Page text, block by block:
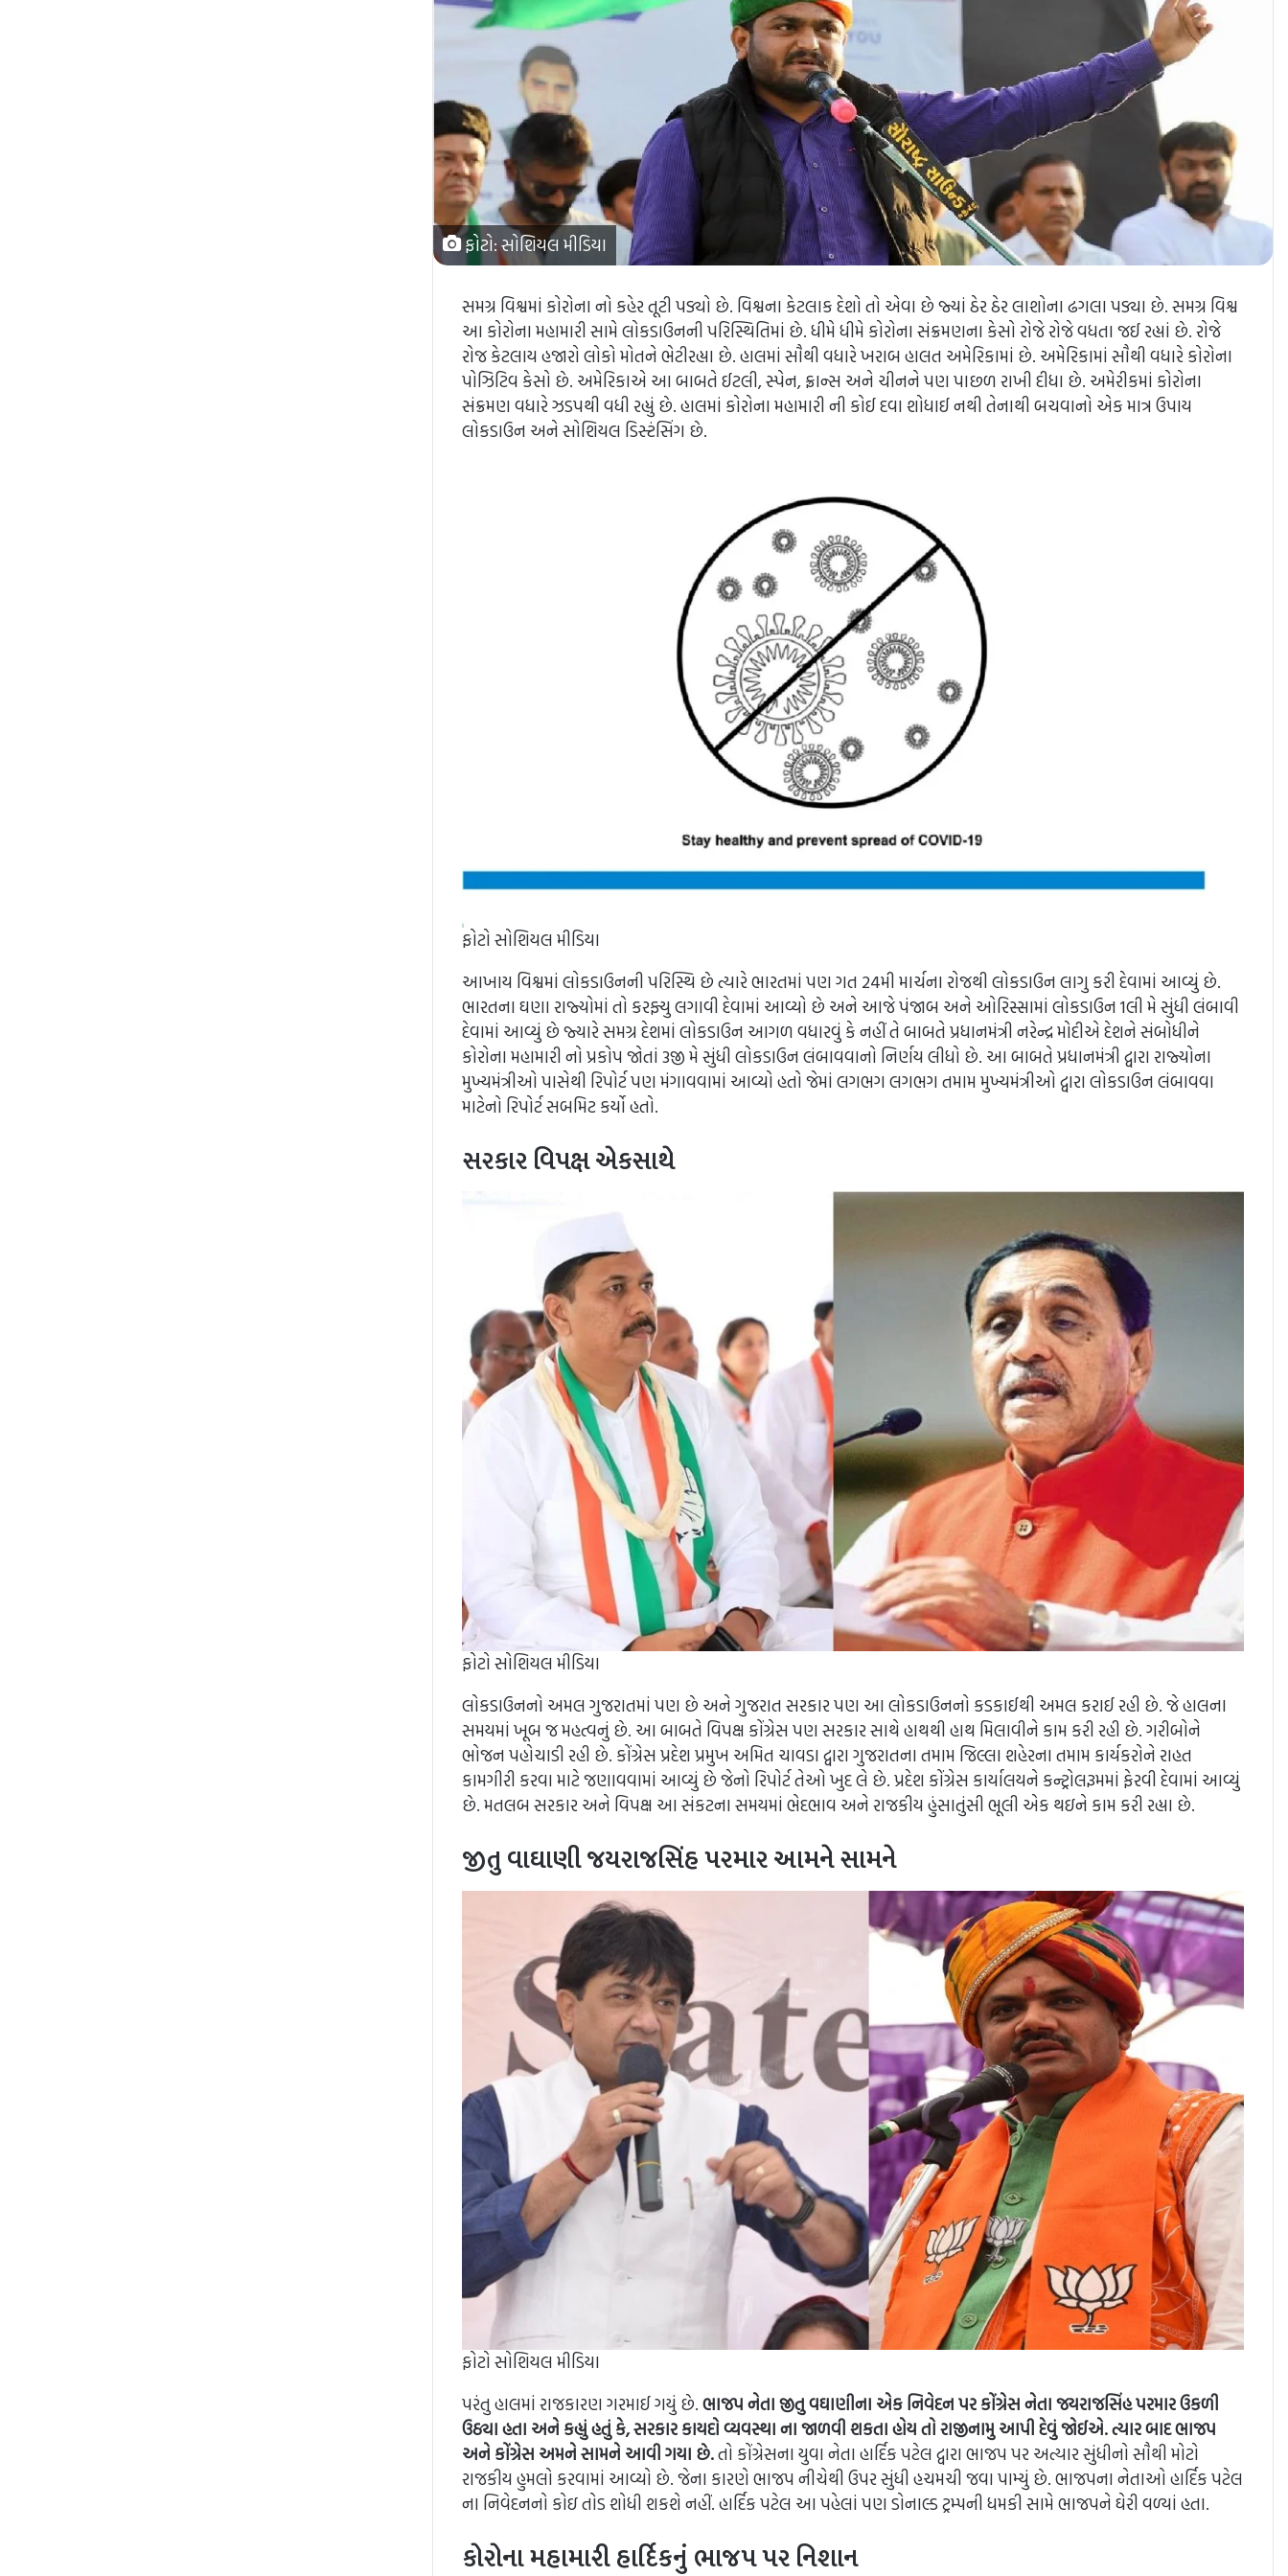
ફોટો: સોશિયલ મીડિયા
સમગ્ર વિશ્વમાં કોરોના નો કહેર તૂટી પડ્યો છે. વિશ્વના કેટલાક દેશો તો એવા છે જ્યાં ઠેર ઠેર લાશોના ઢગલા પડ્યા છે. સમગ્ર વિશ્વ
આ કોરોના મહામારી સામે લોકડાઉનની પરિસ્થિતિમાં છે. ધીમે ધીમે કોરોના સંક્રમણના કેસો રોજે રોજે વધતા જઈ રહ્યાં છે. રોજે
રોજ કેટલાય હજારો લોકો મોતને ભેટીરહ્યા છે. હાલમાં સૌથી વધારે ખરાબ હાલત અમેરિકામાં છે. અમેરિકામાં સૌથી વધારે કોરોના
પોઝિટિવ કેસો છે. અમેરિકાએ આ બાબતે ઈટલી, સ્પેન, ફ્રાન્સ અને ચીનને પણ પાછળ રાખી દીધા છે. અમેરીકમાં કોરોના
સંક્રમણ વધારે ઝડપથી વધી રહ્યું છે. હાલમાં કોરોના મહામારી ની કોઈ દવા શોધાઈ નથી તેનાથી બચવાનો એક માત્ર ઉપાય
લોકડાઉન અને સોશિયલ ડિસ્ટંસિંગ છે.
ફોટો સોશિયલ મીડિયા
આખાય વિશ્વમાં લોકડાઉનની પરિસ્થિ છે ત્યારે ભારતમાં પણ ગત 24મી માર્ચના રોજથી લોકડાઉન લાગુ કરી દેવામાં આવ્યું છે.
ભારતના ઘણા રાજ્યોમાં તો કરફ્યુ લગાવી દેવામાં આવ્યો છે અને આજે પંજાબ અને ઓરિસ્સામાં લોકડાઉન 1લી મે સુંધી લંબાવી
દેવામાં આવ્યું છે જ્યારે સમગ્ર દેશમાં લોકડાઉન આગળ વધારવું કે નહીં તે બાબતે પ્રધાનમંત્રી નરેન્દ્ર મોદીએ દેશને સંબોધીને
કોરોના મહામારી નો પ્રકોપ જોતાં 3જી મે સુંધી લોકડાઉન લંબાવવાનો નિર્ણય લીધો છે. આ બાબતે પ્રધાનમંત્રી દ્વારા રાજ્યોના
મુખ્યમંત્રીઓ પાસેથી રિપોર્ટ પણ મંગાવવામાં આવ્યો હતો જેમાં લગભગ લગભગ તમામ મુખ્યમંત્રીઓ દ્વારા લોકડાઉન લંબાવવા
માટેનો રિપોર્ટ સબમિટ કર્યો હતો.
સરકાર વિપક્ષ એકસાથે
ફોટો સોશિયલ મીડિયા
લોકડાઉનનો અમલ ગુજરાતમાં પણ છે અને ગુજરાત સરકાર પણ આ લોકડાઉનનો કડકાઈથી અમલ કરાઈ રહી છે. જે હાલના
સમયમાં ખૂબ જ મહત્વનું છે. આ બાબતે વિપક્ષ કોંગ્રેસ પણ સરકાર સાથે હાથથી હાથ મિલાવીને કામ કરી રહી છે. ગરીબોને
ભોજન પહોચાડી રહી છે. કોંગ્રેસ પ્રદેશ પ્રમુખ અમિત ચાવડા દ્વારા ગુજરાતના તમામ જિલ્લા શહેરના તમામ કાર્યકરોને રાહત
કામગીરી કરવા માટે જણાવવામાં આવ્યું છે જેનો રિપોર્ટ તેઓ ખુદ લે છે. પ્રદેશ કોંગ્રેસ કાર્યાલયને કન્ટ્રોલરૂમમાં ફેરવી દેવામાં આવ્યું
છે. મતલબ સરકાર અને વિપક્ષ આ સંકટના સમયમાં ભેદભાવ અને રાજકીય હુંસાતુંસી ભૂલી એક થઇને કામ કરી રહ્યા છે.
જીતુ વાઘાણી જયરાજસિંહ પરમાર આમને સામને
ફોટો સોશિયલ મીડિયા
પરંતુ હાલમાં રાજકારણ ગરમાઈ ગયું છે.ભાજપ નેતા જીતુ વઘાણીના એક નિવેદન પર કોંગ્રેસ નેતા જયરાજસિંહ પરમાર ઉકળી
ઉઠ્યા હતા અને કહ્યું હતું કે, સરકાર કાયદો વ્યવસ્થા ના જાળવી શકતા હોય તો રાજીનામુ આપી દેવું જોઈએ. ત્યાર બાદ ભાજપ
અને કોંગ્રેસ અમને સામને આવી ગયા છે.તો કોંગ્રેસના યુવા નેતા હાર્દિક પટેલ દ્વારા ભાજપ પર અત્યાર સુંધીનો સૌથી મોટો
રાજકીય હુમલો કરવામાં આવ્યો છે. જેના કારણે ભાજપ નીચેથી ઉપર સુંધી હચમચી જવા પામ્યું છે. ભાજપના નેતાઓ હાર્દિક પટેલ
ના નિવેદનનો કોઇ તોડ શોધી શકશે નહીં. હાર્દિક પટેલ આ પહેલાં પણ ડોનાલ્ડ ટ્રમ્પની ધમકી સામે ભાજપને ઘેરી વળ્યાં હતા.
કોરોના મહામારી હાર્દિકનું ભાજપ પર નિશાન